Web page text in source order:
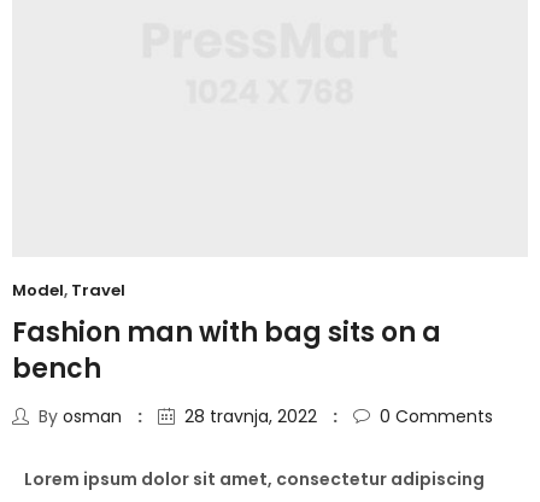
Model, Travel
Fashion man with bag sits on a
bench
By osman 28 travnja, 2022 0 Comments
Lorem ipsum dolor sit amet, consectetur adipiscing